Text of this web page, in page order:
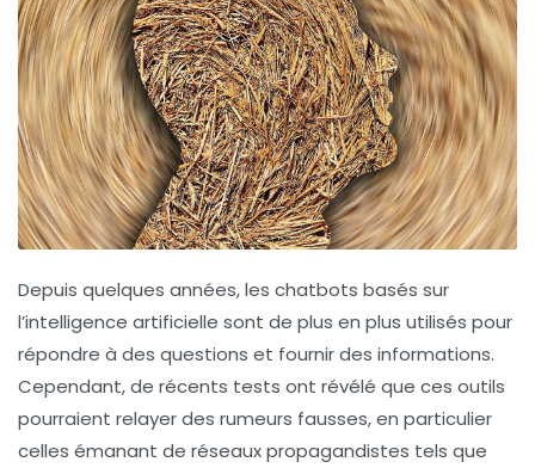
Depuis quelques années, les chatbots basés sur
l’intelligence artificielle sont de plus en plus utilisés pour
répondre à des questions et fournir des informations.
Cependant, de récents tests ont révélé que ces outils
pourraient relayer des rumeurs fausses, en particulier
celles émanant de réseaux propagandistes tels que